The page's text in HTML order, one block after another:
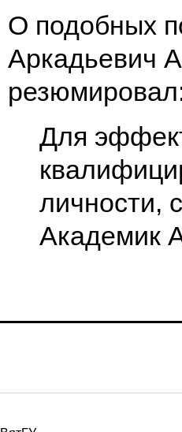
О подобных
Аркадьевич
Для
личности,
Академик